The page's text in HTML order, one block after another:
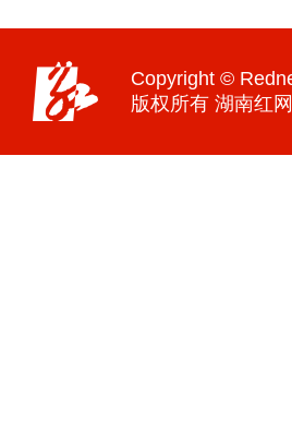
Copyright ©
版权所有 湖南红